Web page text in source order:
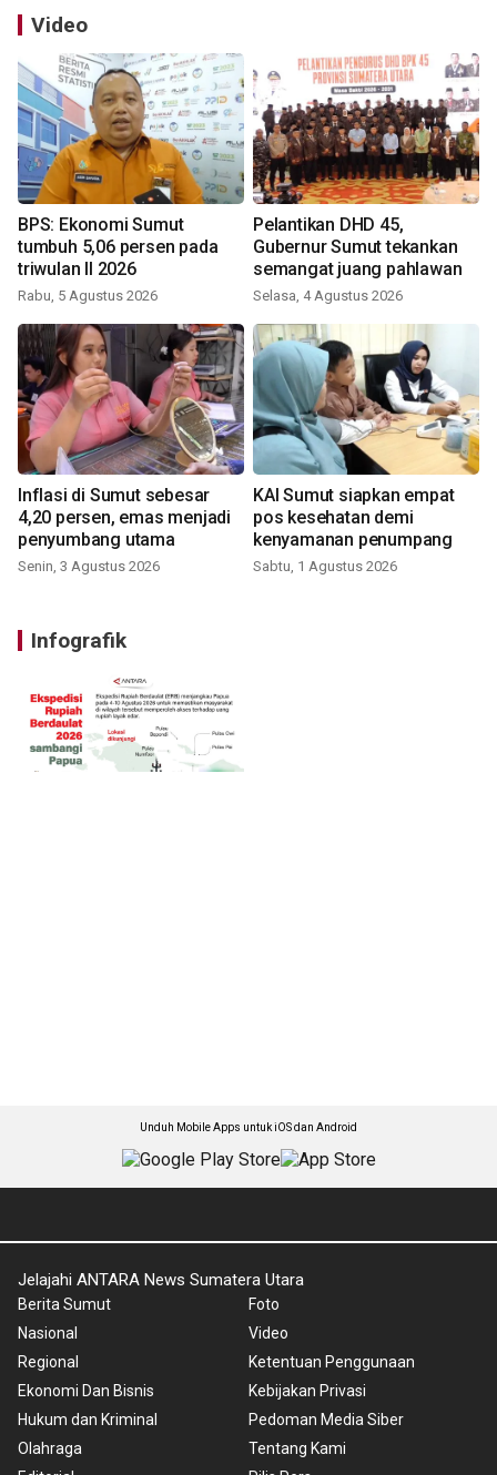
Video
BPS: Ekonomi Sumut
tumbuh 5,06 persen pada
triwulan II 2026
Rabu, 5 Agustus 2026
Pelantikan DHD 45,
Gubernur Sumut tekankan
semangat juang pahlawan
Selasa, 4 Agustus 2026
Inflasi di Sumut sebesar
4,20 persen, emas menjadi
penyumbang utama
Senin, 3 Agustus 2026
KAI Sumut siapkan empat
pos kesehatan demi
kenyamanan penumpang
Sabtu, 1 Agustus 2026
Infografik
Unduh Mobile Apps untuk iOS dan Android
Jelajahi ANTARA News Sumatera Utara
Berita Sumut
Nasional
Regional
Ekonomi Dan Bisnis
Hukum dan Kriminal
Olahraga
Foto
Video
Ketentuan Penggunaan
Kebijakan Privasi
Pedoman Media Siber
Tentang Kami